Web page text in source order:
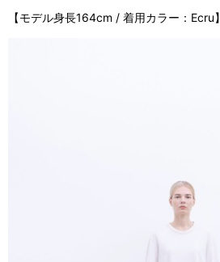
【モデル身長164cm / 着用カラー：Ecru】